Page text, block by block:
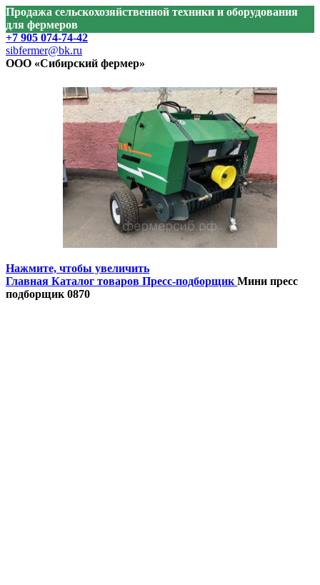
Продажа сельскохозяйственной техники и оборудования
для фермеров
+7 905 074-74-42
sibfermer@bk.ru
ООО «Сибирский фермер»
Нажмите, чтобы увеличить
Главная Каталог товаров Пресс-подборщик Мини пресс
подборщик 0870